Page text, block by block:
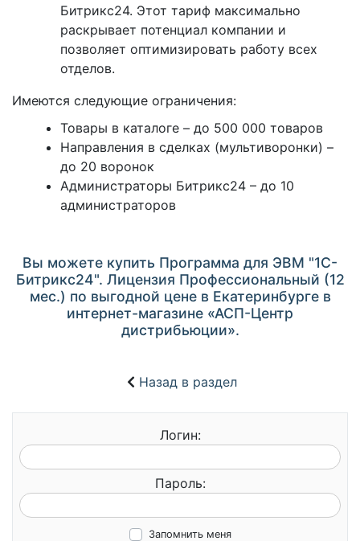
Битрикс24. Этот тариф максимально
раскрывает потенциал компании и
позволяет оптимизировать работу всех
отделов.
Имеются следующие ограничения:
Товары в каталоге – до 500 000 товаров
Направления в сделках (мультиворонки) –
до 20 воронок
Администраторы Битрикс24 – до 10
администраторов
Вы можете купить Программа для ЭВМ "1С-
Битрикс24". Лицензия Профессиональный (12
мес.) по выгодной цене в Екатеринбурге в
интернет-магазине «АСП-Центр
дистрибьюции».
Назад в раздел
Логин:
Пароль:
Запомнить меня